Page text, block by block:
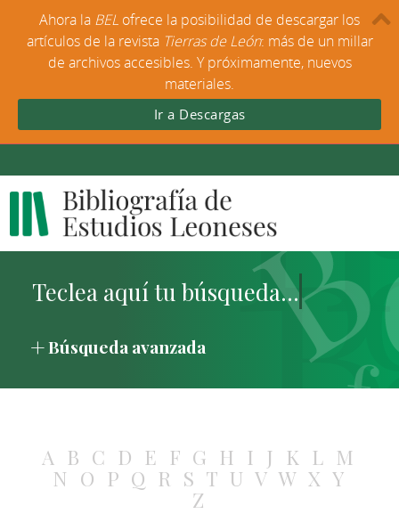
Búsqueda avanzada
A B C D E F G H I J K L M
N O P Q R S T U V W X Y
Z
Ahora la BEL ofrece la posibilidad de descargar los
artículos de la revista Tierras de León: más de un millar
de archivos accesibles. Y próximamente, nuevos
materiales.
Ir a Descargas